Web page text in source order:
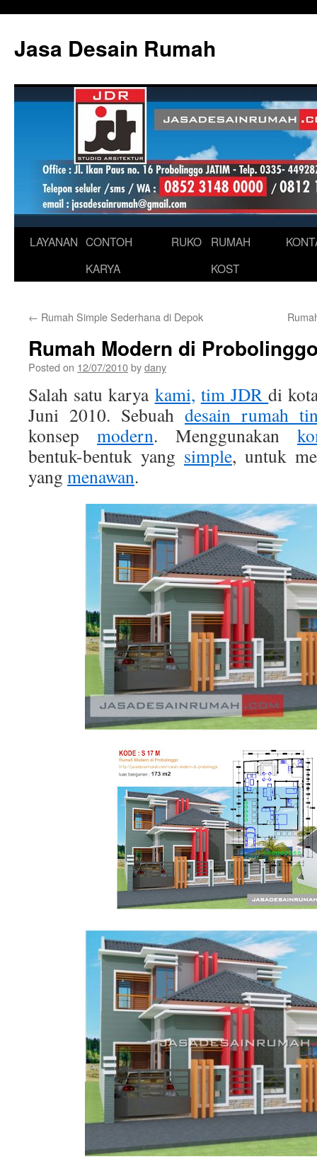
content
Jasa Desain Rumah
LAYANAN CONTOH
KARYA
RUKO
RUMAH
KOST
← Rumah Simple Sederhana di Depok
Rumah Modern di
Posted on 12/07/2010bydany
Salah satu karya kami, tim JDRdi
Juni 2010. Sebuah desain rumah
konsep modern. Menggunakan
bentuk-bentuk yang simple, untuk
yang menawan.